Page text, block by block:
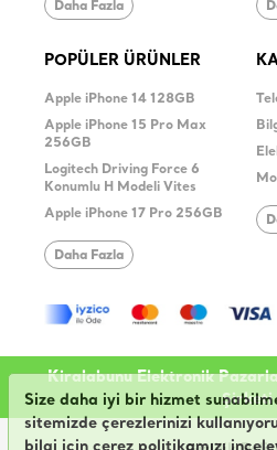
Size daha iyi bir hizmet
sitemizde çerezlerinizi
Daha Fazla
POPÜLER ÜRÜNLER
Apple iPhone 14 128GB
Apple iPhone 15 Pro Max
256GB
Logitech Driving Force 6
Konumlu H Modeli Vites
Apple iPhone 17 Pro 256GB
Daha Fazla
Kiralabunu Elektronik
Şirketi